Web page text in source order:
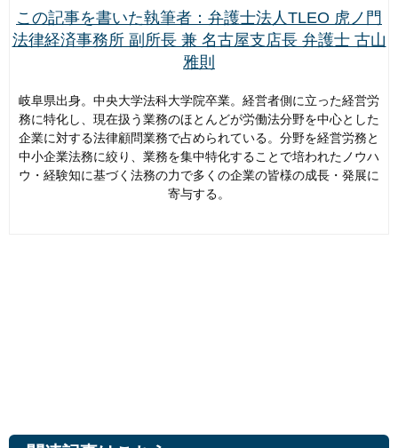
この記事を書いた執筆者：弁護士法人TLEO 虎ノ門
法律経済事務所 副所長 兼 名古屋支店長 弁護士 古山
雅則
岐阜県出身。中央大学法科大学院卒業。経営者側に立った経営労
務に特化し、現在扱う業務のほとんどが労働法分野を中心とした
企業に対する法律顧問業務で占められている。分野を経営労務と
中小企業法務に絞り、業務を集中特化することで培われたノウハ
ウ・経験知に基づく法務の力で多くの企業の皆様の成長・発展に
寄与する。